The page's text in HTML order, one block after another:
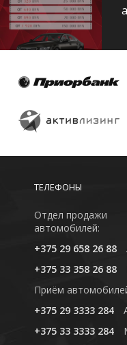
ТЕЛЕФОНЫ
Отдел продажи
автомобилей:
+375 29 658 26 88
+375 33 358 26 88
Приём
+375 29 3333 284
+375 33 3333 284